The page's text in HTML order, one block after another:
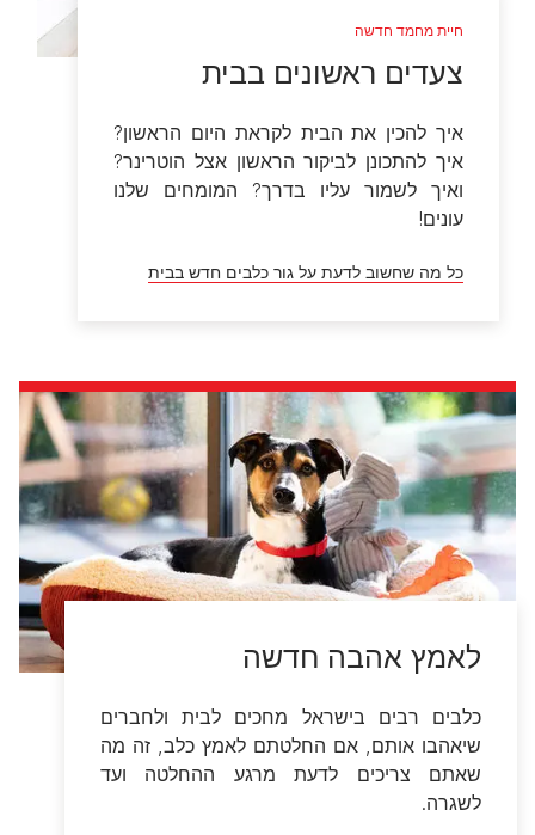
חיית מחמד חדשה
צעדים ראשונים בבית
איך להכין את הבית לקראת היום הראשון?
איך להתכונן לביקור הראשון אצל הוטרינר?
ואיך לשמור עליו בדרך? המומחים שלנו
עונים!
כל מה שחשוב לדעת על גור כלבים חדש בבית
לאמץ אהבה חדשה
כלבים רבים בישראל מחכים לבית ולחברים
שיאהבו אותם, אם החלטתם לאמץ כלב, זה מה
שאתם צריכים לדעת מרגע ההחלטה ועד
לשגרה.